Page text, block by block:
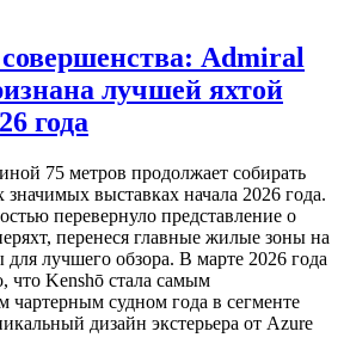
Admiral
лучшей яхтой
года
75 метров продолжает собирать
значимых выставках начала 2026 года.
перевернуло представление о
перенеся главные жилые зоны на
лучшего обзора. В марте 2026 года
что Kenshō стала самым
чартерным судном года в сегменте
дизайн экстерьера от Azure